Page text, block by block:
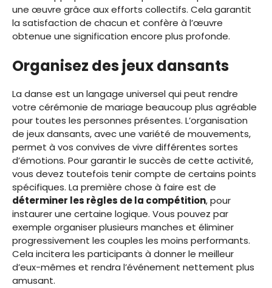
une œuvre grâce aux efforts collectifs. Cela garantit
la satisfaction de chacun et confère à l’œuvre
obtenue une signification encore plus profonde.
Organisez des jeux dansants
La danse est un langage universel qui peut rendre
votre cérémonie de mariage beaucoup plus agréable
pour toutes les personnes présentes. L’organisation
de jeux dansants, avec une variété de mouvements,
permet à vos convives de vivre différentes sortes
d’émotions. Pour garantir le succès de cette activité,
vous devez toutefois tenir compte de certains points
spécifiques. La première chose à faire est de
déterminer les règles de la compétition, pour
instaurer une certaine logique. Vous pouvez par
exemple organiser plusieurs manches et éliminer
progressivement les couples les moins performants.
Cela incitera les participants à donner le meilleur
d’eux-mêmes et rendra l’événement nettement plus
amusant.